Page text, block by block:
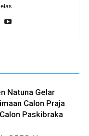
Natuna Gelar
Calon Praja
Paskibraka